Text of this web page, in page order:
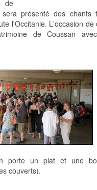
de
présenté des chants
l'Occitanie. L'occasion de
de Coussan
porte un plat et une
couverts).